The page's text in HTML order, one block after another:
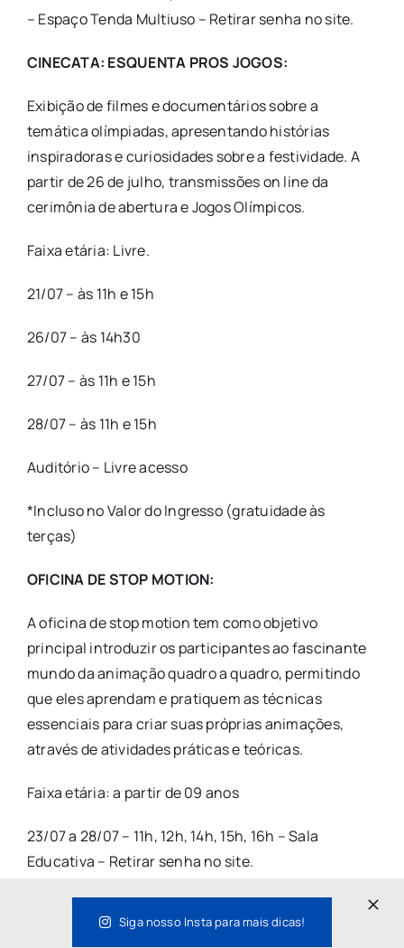
– Espaço Tenda Multiuso – Retirar senha no site.
CINECATA: ESQUENTA PROS JOGOS:
Exibição de filmes e documentários sobre a
temática olímpiadas, apresentando histórias
inspiradoras e curiosidades sobre a festividade. A
partir de 26 de julho, transmissões on line da
cerimônia de abertura e Jogos Olímpicos.
Faixa etária: Livre.
21/07 – às 11h e 15h
26/07 – às 14h30
27/07 – às 11h e 15h
28/07 – às 11h e 15h
Auditório – Livre acesso
*Incluso no Valor do Ingresso (gratuidade às
terças)
OFICINA DE STOP MOTION:
A oficina de stop motion tem como objetivo
principal introduzir os participantes ao fascinante
mundo da animação quadro a quadro, permitindo
que eles aprendam e pratiquem as técnicas
essenciais para criar suas próprias animações,
através de atividades práticas e teóricas.
Faixa etária: a partir de 09 anos
23/07 a 28/07 – 11h, 12h, 14h, 15h, 16h – Sala
Educativa – Retirar senha no site.
Siga nosso Insta para mais dicas!